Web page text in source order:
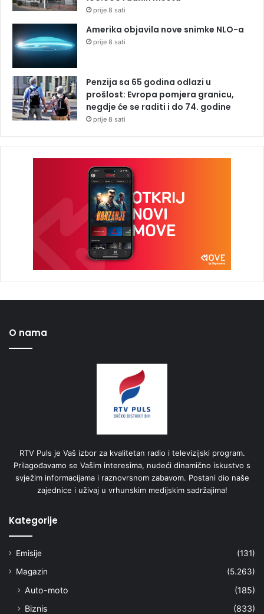
prije 8 sati
Amerika objavila nove snimke NLO-a
prije 8 sati
Penzija sa 65 godina odlazi u
prošlost: Evropa pomjera granicu,
negdje će se raditi i do 74. godine
prije 8 sati
O nama
RTV Puls je Vaš izbor za kvalitetan radio i televizijski program.
Prilagođavamo se Vašim interesima, nudeći dinamično iskustvo s
svježim informacijama i raznovrsnom zabavom. Postani dio naše
zajednice i uživaj u vrhunskim medijskim sadržajima!
Kategorije
Emisije
(131)
Magazin
(5.263)
Auto-moto
(185)
Biznis
(833)